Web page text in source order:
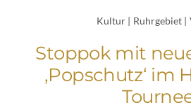
Kultur | Ruhrgebiet |
Stoppok mit
‚Popschutz‘ im